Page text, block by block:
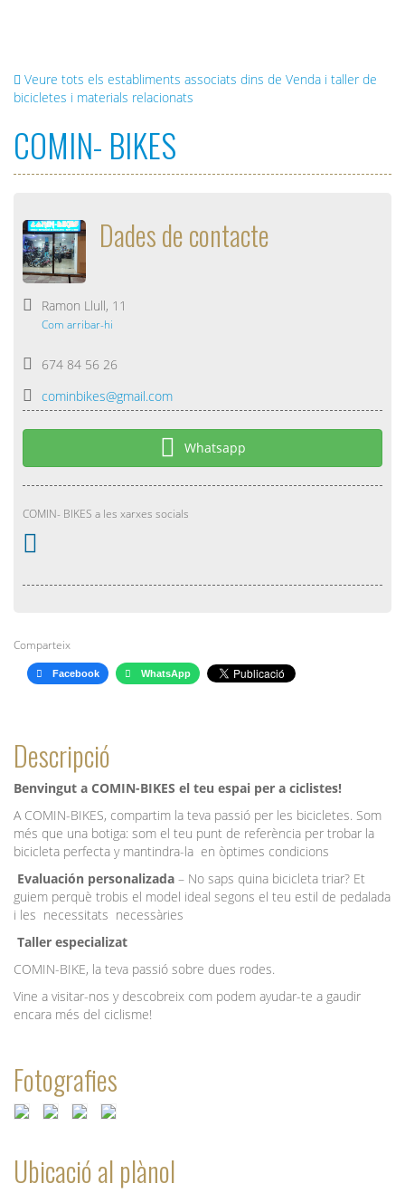
Veure tots els establiments associats dins de Venda i taller de
bicicletes i materials relacionats
COMIN- BIKES
Dades de contacte
Ramon Llull, 11
Com arribar-hi
674 84 56 26
cominbikes@gmail.com
Whatsapp
COMIN- BIKES a les xarxes socials
Comparteix
Facebook WhatsApp
Descripció
Benvingut a COMIN-BIKES el teu espai per a ciclistes!
A COMIN-BIKES, compartim la teva passió per les bicicletes. Som
més que una botiga: som el teu punt de referència per trobar la
bicicleta perfecta y mantindra-la en òptimes condicions
Evaluación personalizada – No saps quina bicicleta triar? Et
guiem perquè trobis el model ideal segons el teu estil de pedalada
i les necessitats necessàries
Taller especializat
COMIN-BIKE, la teva passió sobre dues rodes.
Vine a visitar-nos y descobreix com podem ayudar-te a gaudir
encara més del ciclisme!
Fotografies
Ubicació al plànol